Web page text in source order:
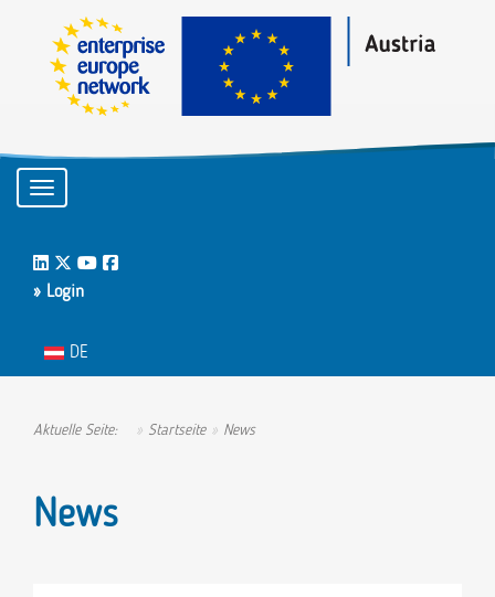
Toggle navigation
LinkedIn
Twitter
Youtube
Facebook
» Login
Sprache auswählen
DE
Aktuelle Seite: Startseite News
News